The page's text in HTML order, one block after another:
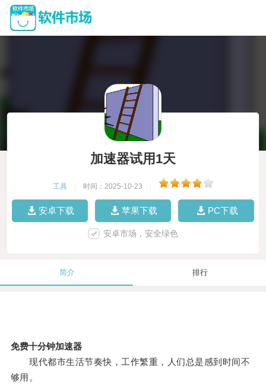
加速器试用1天
工具 时间：2025-10-23
安卓下载 苹果下载 PC下载
安卓市场，安全绿色
简介 排行
免费十分钟加速器
现代都市生活节奏快，工作繁重，人们总是感到时间不
够用。